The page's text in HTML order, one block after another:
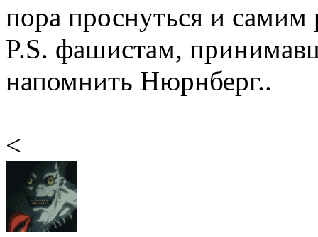
пора проснуться и
P.S. фашистам,
напомнить Нюрнберг..
<